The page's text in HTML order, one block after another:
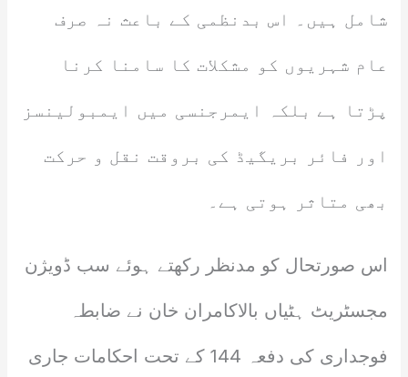
شامل ہیں۔ اس بدنظمی کے باعث نہ صرف
عام شہریوں کو مشکلات کا سامنا کرنا
پڑتا ہے بلکہ ایمرجنسی میں ایمبولینسز
اور فائر بریگیڈ کی بروقت نقل و حرکت
بھی متاثر ہوتی ہے۔
اس صورتحال کو مدنظر رکھتے ہوئے سب ڈویژن
مجسٹریٹ ہٹیاں بالاکامران خان نے ضابطہ
فوجداری کی دفعہ 144 کے تحت احکامات جاری